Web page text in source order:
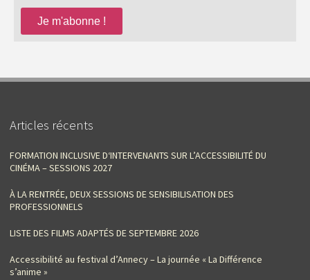
Articles récents
FORMATION INCLUSIVE D‘INTERVENANTS SUR L’ACCESSIBILITÉ DU
CINÉMA – SESSIONS 2027
À LA RENTRÉE, DEUX SESSIONS DE SENSIBILISATION DES
PROFESSIONNELS
LISTE DES FILMS ADAPTÉS DE SEPTEMBRE 2026
Accessibilité au festival d’Annecy – La journée « La Différence
s’anime »